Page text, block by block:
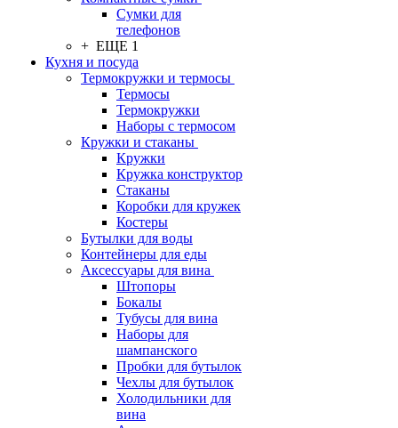
Сумки для
телефонов
+ ЕЩЕ 1
Кухня и посуда
Термокружки и термосы
Термосы
Термокружки
Наборы с термосом
Кружки и стаканы
Кружки
Кружка конструктор
Стаканы
Коробки для кружек
Костеры
Бутылки для воды
Контейнеры для еды
Аксессуары для вина
Штопоры
Бокалы
Тубусы для вина
Наборы для
шампанского
Пробки для бутылок
Чехлы для бутылок
Холодильники для
вина